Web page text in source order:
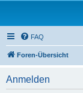
FAQ
Foren-Übersicht
Anmelden